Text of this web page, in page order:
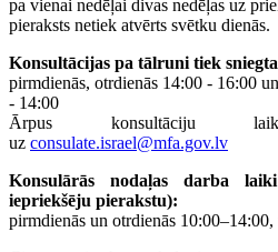
pa vienai nedēļai divas nedēļas uz
pieraksts netiek atvērts svētku dienās.
Konsultācijas pa tālruni tiek
pirmdienās, otrdienās 14:00 - 16:00
- 14:00
Ārpus konsultāciju
uz consulate.israel@mfa.gov.lv
Konsulārās nodaļas darba
iepriekšēju pierakstu):
pirmdienās un otrdienās